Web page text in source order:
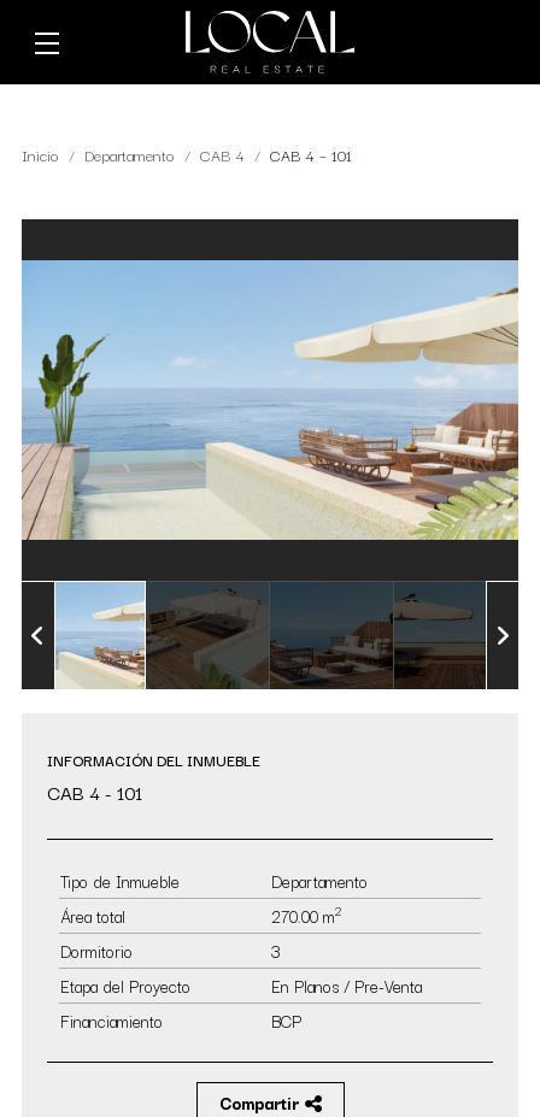
Inicio Departamento CAB 4 CAB 4 – 101
INFORMACIÓN DEL INMUEBLE
CAB 4 - 101
Tipo de Inmueble
Departamento
Área total
270.00 m2
Dormitorio
3
Etapa del Proyecto
En Planos / Pre-Venta
Financiamiento
BCP
Compartir